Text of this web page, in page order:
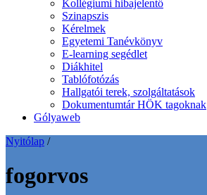
Kollégiumi hibajelentő
Szinapszis
Kérelmek
Egyetemi Tanévkönyv
E-learning segédlet
Diákhitel
Tablófotózás
Hallgatói terek, szolgáltatások
Dokumentumtár HÖK tagoknak
Gólyaweb
Nyitólap /
fogorvos